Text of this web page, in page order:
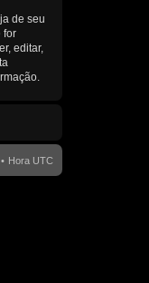
de seu
for
editar,
Hora UTC